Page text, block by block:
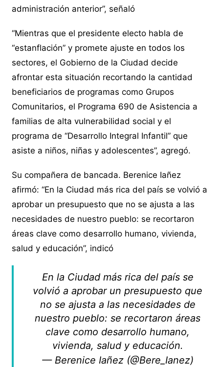
administración anterior”, señaló
“Mientras que el presidente electo habla de
“estanflación” y promete ajuste en todos los
sectores, el Gobierno de la Ciudad decide
afrontar esta situación recortando la cantidad
beneficiarios de programas como Grupos
Comunitarios, el Programa 690 de Asistencia a
familias de alta vulnerabilidad social y el
programa de “Desarrollo Integral Infantil” que
asiste a niños, niñas y adolescentes”, agregó.
Su compañera de bancada. Berenice Iañez
afirmó: “En la Ciudad más rica del país se volvió a
aprobar un presupuesto que no se ajusta a las
necesidades de nuestro pueblo: se recortaron
áreas clave como desarrollo humano, vivienda,
salud y educación”, indicó
En la Ciudad más rica del país se
volvió a aprobar un presupuesto que
no se ajusta a las necesidades de
nuestro pueblo: se recortaron áreas
clave como desarrollo humano,
vivienda, salud y educación.
— Berenice Iañez (@Bere_Ianez)